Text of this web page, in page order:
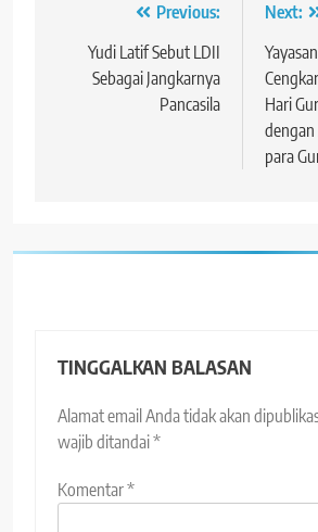
Navigasi
pos
Previous:
Yudi Latif Sebut LDII
Sebagai Jangkarnya
Pancasila
Next:
Hari
dengan
para
TINGGALKAN BALASAN
Alamat email Anda tidak akan
wajib ditandai*
Komentar*